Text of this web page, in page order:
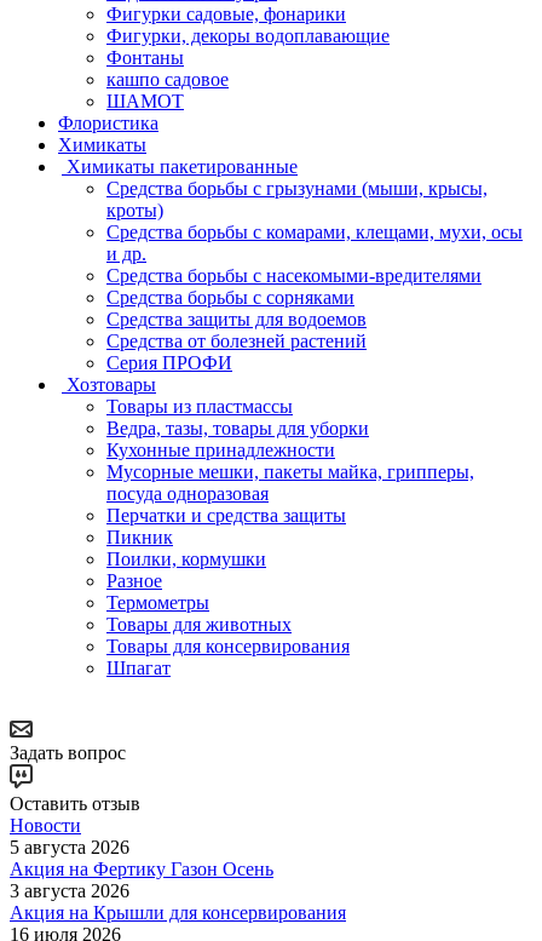
Фигурки садовые, фонарики
Фигурки, декоры водоплавающие
Фонтаны
кашпо садовое
ШАМОТ
Флористика
Химикаты
Химикаты пакетированные
Средства борьбы с грызунами (мыши, крысы,
кроты)
Средства борьбы с комарами, клещами, мухи, осы
и др.
Средства борьбы с насекомыми-вредителями
Средства борьбы с сорняками
Средства защиты для водоемов
Средства от болезней растений
Серия ПРОФИ
Хозтовары
Товары из пластмассы
Ведра, тазы, товары для уборки
Кухонные принадлежности
Мусорные мешки, пакеты майка, грипперы,
посуда одноразовая
Перчатки и средства защиты
Пикник
Поилки, кормушки
Разное
Термометры
Товары для животных
Товары для консервирования
Шпагат
Задать вопрос
Оставить отзыв
Новости
5 августа 2026
Акция на Фертику Газон Осень
3 августа 2026
Акция на Крышли для консервирования
16 июля 2026